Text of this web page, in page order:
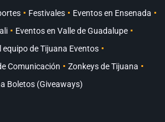
Festivales
Eventos en Ensenada
Eventos en Valle de Guadalupe
equipo de Tijuana Eventos
Comunicación
Zonkeys de Tijuana
Boletos (Giveaways)